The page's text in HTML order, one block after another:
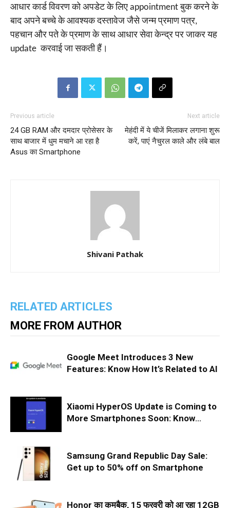
आधार कार्ड विवरण को अपडेट के लिए appointment बुक करने के
बाद अपने बच्चे के आवश्यक दस्तावेज जैसे जन्म प्रमाण पत्र,
पहचान और पते के प्रमाण के साथ आधार सेवा केन्द्र पर जाकर यह
update करवाई जा सकती हैं।
Previous article
24 GB RAM और दमदार प्रोसेसर के
साथ बाजार में धुम मचाने आ रहा है
Asus का Smartphone
Next article
मेहंदी में ये चीजें मिलाकर लगाना शुरू
करें, पाएं नैचुरल काले और लंबे बाल
Shivani Pathak
RELATED ARTICLES
MORE FROM AUTHOR
Google Meet Introduces 3 New
Features: Know How It’s Related to AI
Xiaomi HyperOS Update is Coming to
More Smartphones Soon: Know
Samsung Grand Republic Day Sale:
Get up to 50% off on Smartphone
Honor का कमबैक, 15 फरवरी को आ रहा 12GB